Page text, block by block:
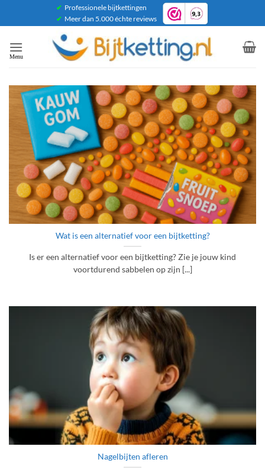
✔ Professionele bijtkettingen
✔ Meer dan 5.000 échte reviews
Wat is een alternatief voor een bijtketting?
Is er een alternatief voor een bijtketting? Zie je jouw kind
voortdurend sabbelen op zijn [...]
Nagelbijten afleren